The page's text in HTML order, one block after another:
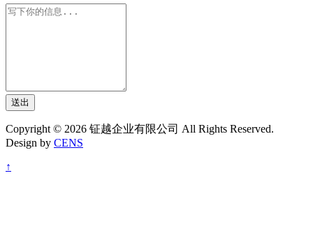
送出
Copyright © 2026 钲越企业有限公司 All Rights Reserved.
Design by CENS
↑